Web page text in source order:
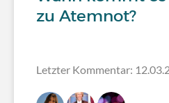
zu Atemnot?
Letzter Kommentar: